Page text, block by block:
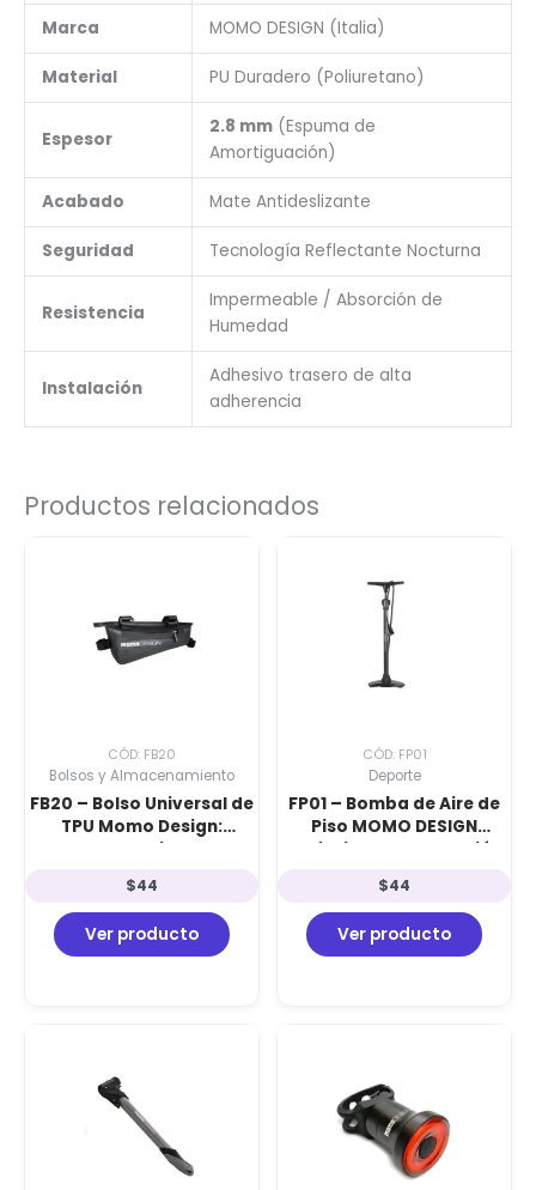
Marca MOMO DESIGN (Italia)
Material PU Duradero (Poliuretano)
Espesor
2.8 mm(Espuma de
Amortiguación)
Acabado Mate Antideslizante
Seguridad Tecnología Reflectante Nocturna
Resistencia
Impermeable / Absorción de
Humedad
Instalación
Adhesivo trasero de alta
adherencia
Productos relacionados
CÓD: FB20
Bolsos y Almacenamiento
FB20 – Bolso Universal de
TPU Momo Design:
Almacenamiento de
con Tecnología
Impermeable y Estructura
Reforzada
$44
Ver producto
CÓD: FP01
Deporte
FP01 – Bomba de Aire de
Piso MOMO DESIGN
Profesional: Alta Presión
Superior y Base de Acero
$44
Ver producto